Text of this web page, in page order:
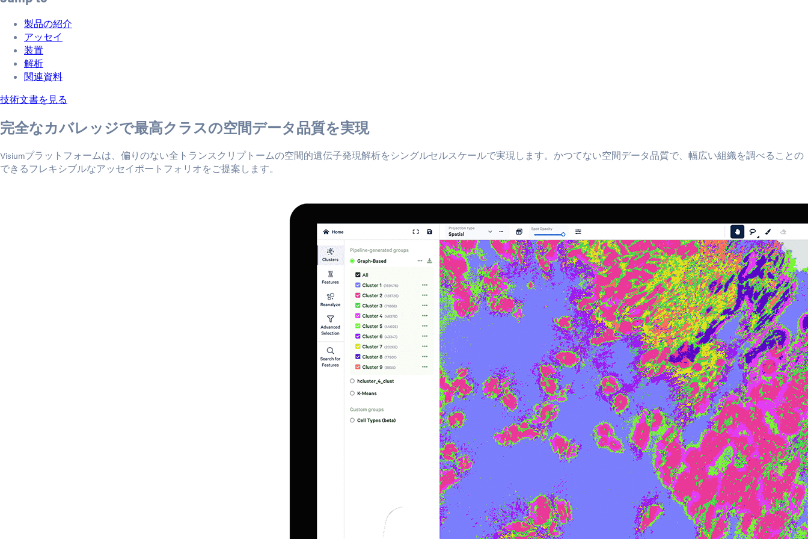
製品の紹介
アッセイ
装置
解析
関連資料
技術文書を見る
完全なカバレッジで最高クラスの空間データ品質を実現
Visiumプラットフォームは、偏りのない全トランスクリプトームの空間的遺伝子発現解析をシングルセルスケールで実現します。かつてない空間データ品質で、幅広い組織を調べることの
できるフレキシブルなアッセイポートフォリオをご提案します。